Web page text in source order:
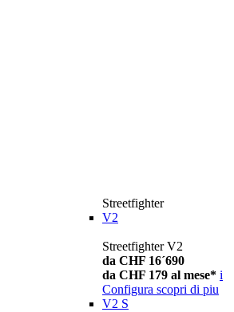
Streetfighter
V2
Streetfighter V2
da CHF 16´690
da CHF 179 al mese* i
Configura scopri di piu
V2 S